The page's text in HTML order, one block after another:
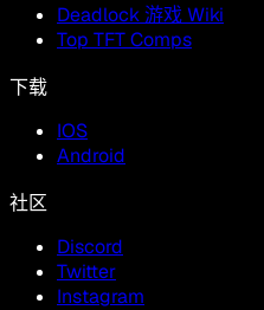
Deadlock 游戏 Wiki
Top TFT Comps
下载
IOS
Android
社区
Discord
Twitter
Instagram